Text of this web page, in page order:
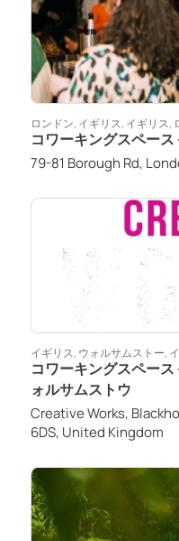
ロンドン, イギリス, イギリス,
コワーキングスペー
79-81 Borough Rd,
イギリス, ウォルサムストー,
コワーキングスペー
ォルサムストウ
Creative Works,
6DS, United Kingdom